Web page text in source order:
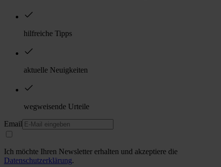
hilfreiche Tipps
aktuelle Neuigkeiten
wegweisende Urteile
Email
Ich möchte Ihren Newsletter erhalten und akzeptiere die
Datenschutzerklärung.